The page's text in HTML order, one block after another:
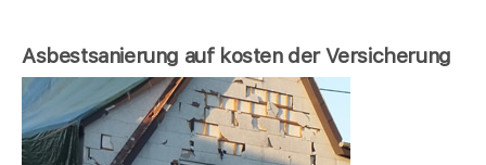
Asbestsanierung auf kosten der Versicherung